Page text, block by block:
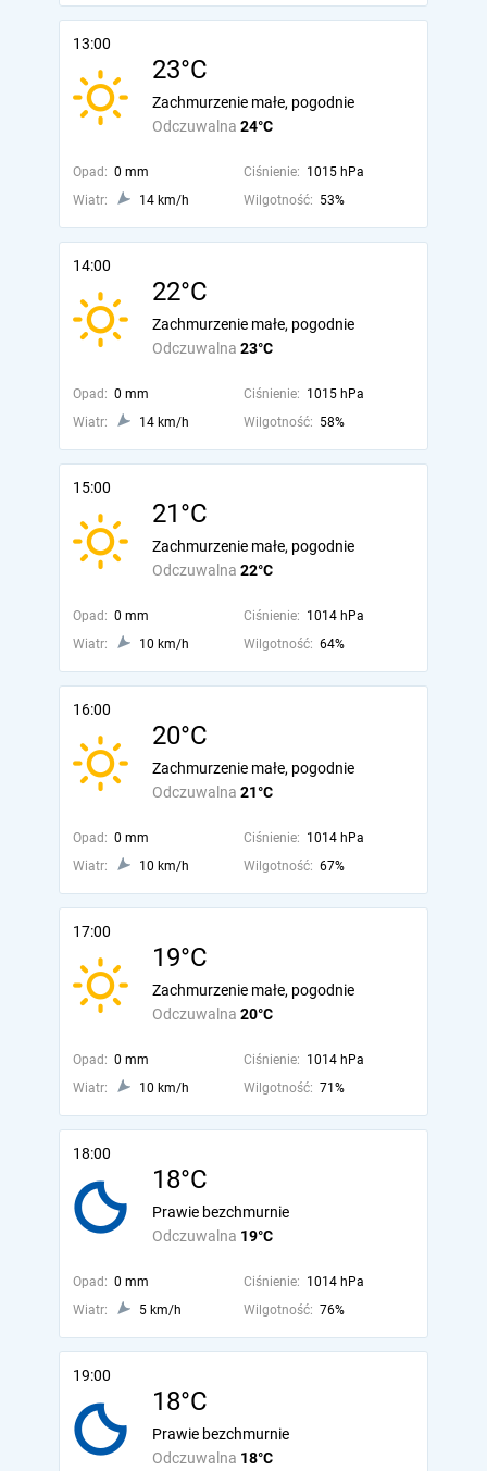
13:00
23°C
Odczuwalna 24°C
Zachmurzenie małe, pogodnie
Opad: 0 mm Ciśnienie: 1015 hPa
Wiatr:
14 km/h Wilgotność: 53%
14:00
22°C
Odczuwalna 23°C
Zachmurzenie małe, pogodnie
Opad: 0 mm Ciśnienie: 1015 hPa
Wiatr:
14 km/h Wilgotność: 58%
15:00
21°C
Odczuwalna 22°C
Zachmurzenie małe, pogodnie
Opad: 0 mm Ciśnienie: 1014 hPa
Wiatr:
10 km/h Wilgotność: 64%
16:00
20°C
Odczuwalna 21°C
Zachmurzenie małe, pogodnie
Opad: 0 mm Ciśnienie: 1014 hPa
Wiatr:
10 km/h Wilgotność: 67%
17:00
19°C
Odczuwalna 20°C
Zachmurzenie małe, pogodnie
Opad: 0 mm Ciśnienie: 1014 hPa
Wiatr:
10 km/h Wilgotność: 71%
18:00
18°C
Odczuwalna 19°C
Prawie bezchmurnie
Opad: 0 mm Ciśnienie: 1014 hPa
Wiatr:
5 km/h Wilgotność: 76%
19:00
18°C
Odczuwalna 18°C
Prawie bezchmurnie